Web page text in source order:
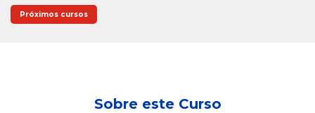
Próximos cursos
Sobre este Curso